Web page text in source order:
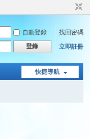
自動登錄
找回密碼
登錄 立即註冊
快捷導航